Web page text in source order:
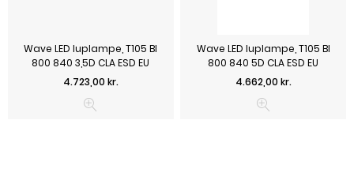
Wave LED luplampe, T105 Bl
800 840 3,5D CLA ESD EU
Pris
4.723,00 kr.
Wave LED luplampe, T105 Bl
800 840 5D CLA ESD EU
Pris
4.662,00 kr.